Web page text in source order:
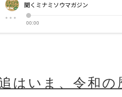
はいま、令和の